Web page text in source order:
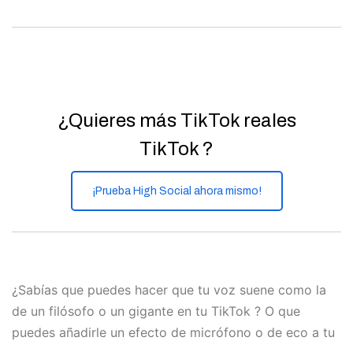
¿Quieres más TikTok reales
TikTok ?
¡Prueba High Social ahora mismo!
¿Sabías que puedes hacer que tu voz suene como la
de un filósofo o un gigante en tu TikTok ? O que
puedes añadirle un efecto de micrófono o de eco a tu